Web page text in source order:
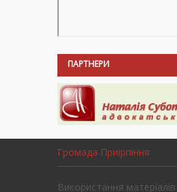
ПАРТНЕРИ
Громада Приірпіння
Використання